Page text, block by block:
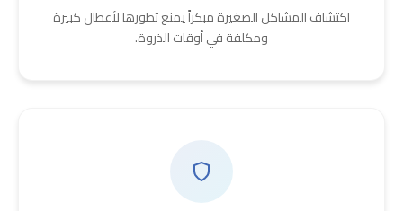
اكتشاف المشاكل الصغيرة مبكراً يمنع تطورها لأعطال كبيرة
ومكلفة في أوقات الذروة.